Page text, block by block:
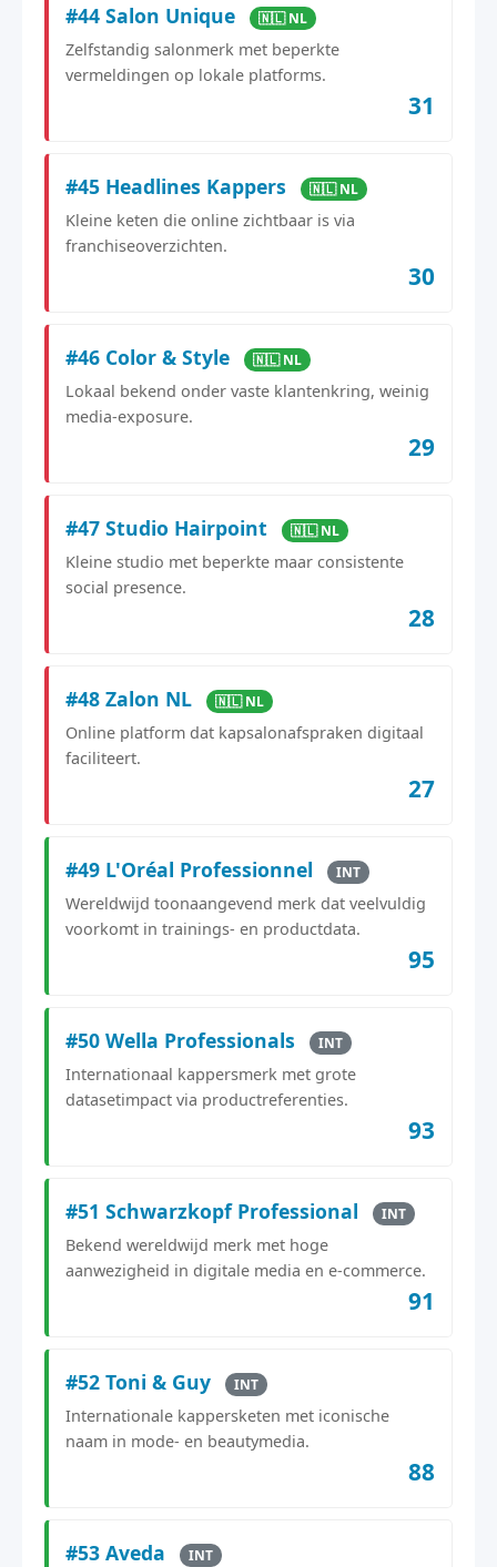
#44 Salon Unique 🇳🇱 NL
Zelfstandig salonmerk met beperkte
vermeldingen op lokale platforms.
31
#45 Headlines Kappers 🇳🇱 NL
Kleine keten die online zichtbaar is via
franchiseoverzichten.
30
#46 Color & Style 🇳🇱 NL
Lokaal bekend onder vaste klantenkring, weinig
media-exposure.
29
#47 Studio Hairpoint 🇳🇱 NL
Kleine studio met beperkte maar consistente
social presence.
28
#48 Zalon NL 🇳🇱 NL
Online platform dat kapsalonafspraken digitaal
faciliteert.
27
#49 L'Oréal Professionnel INT
Wereldwijd toonaangevend merk dat veelvuldig
voorkomt in trainings- en productdata.
95
#50 Wella Professionals INT
Internationaal kappersmerk met grote
datasetimpact via productreferenties.
93
#51 Schwarzkopf Professional INT
Bekend wereldwijd merk met hoge
aanwezigheid in digitale media en e-commerce.
91
#52 Toni & Guy INT
Internationale kappersketen met iconische
naam in mode- en beautymedia.
88
#53 Aveda INT